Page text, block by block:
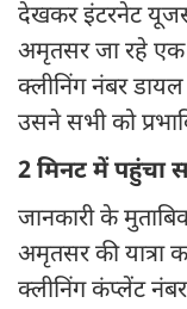
देखकर इंटरनेट
अमृतसर जा रहे एक
क्लीनिंग नंबर
उसने सभी को
2 मिनट में पहुंचा
जानकारी के
अमृतसर की यात्रा
क्लीनिंग कंप्लेंट नंबर